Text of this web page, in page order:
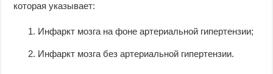
которая указывает:
Инфаркт мозга на фоне артериальной гипертензии;
Инфаркт мозга без артериальной гипертензии.